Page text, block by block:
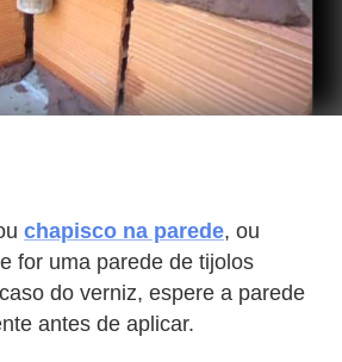
chapisco na parede, ou
for uma parede de tijolos
do verniz, espere a parede
antes de aplicar.